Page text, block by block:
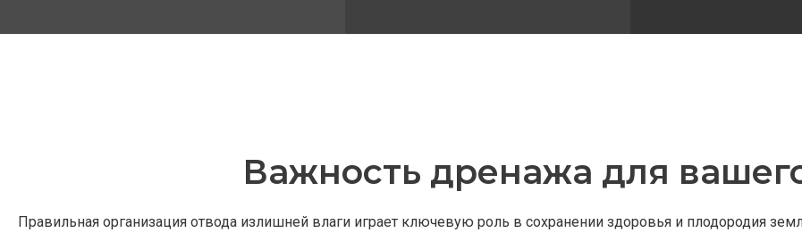
Важность дренажа для
Правильная организация отвода излишней влаги играет ключевую роль в сохранении здоровья и плодородия